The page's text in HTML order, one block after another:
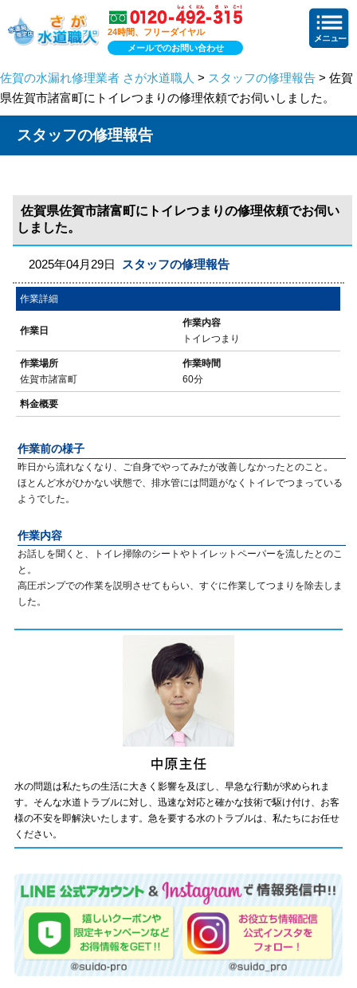
24時間、フリーダイヤル
メールでのお問い合わせ
佐賀の水漏れ修理業者 さが水道職人 > スタッフの修理報告 > 佐賀
県佐賀市諸富町にトイレつまりの修理依頼でお伺いしました。
スタッフの修理報告
佐賀県佐賀市諸富町にトイレつまりの修理依頼でお伺い
しました。
2025年04月29日 スタッフの修理報告
作業詳細
作業日
作業内容
トイレつまり
作業場所
佐賀市諸富町
作業時間
60分
料金概要
作業前の様子
昨日から流れなくなり、ご自身でやってみたが改善しなかったとのこと。
ほとんど水がひかない状態で、排水管には問題がなくトイレでつまっている
ようでした。
作業内容
お話しを聞くと、トイレ掃除のシートやトイレットペーパーを流したとのこ
と。
高圧ポンプでの作業を説明させてもらい、すぐに作業してつまりを除去しま
した。
水の問題は私たちの生活に大きく影響を及ぼし、早急な行動が求められま
す。そんな水道トラブルに対し、迅速な対応と確かな技術で駆け付け、お客
様の不安を即解決いたします。急を要する水のトラブルは、私たちにお任せ
ください。